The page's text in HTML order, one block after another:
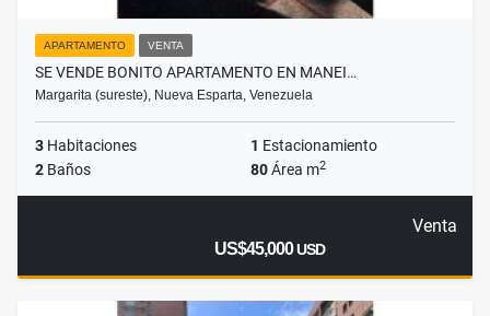
APARTAMENTO VENTA
SE VENDE BONITO APARTAMENTO EN MANEI…
Margarita (sureste), Nueva Esparta, Venezuela
3 Habitaciones 1 Estacionamiento
2 Baños 80Área m2
Venta
US$45,000USD